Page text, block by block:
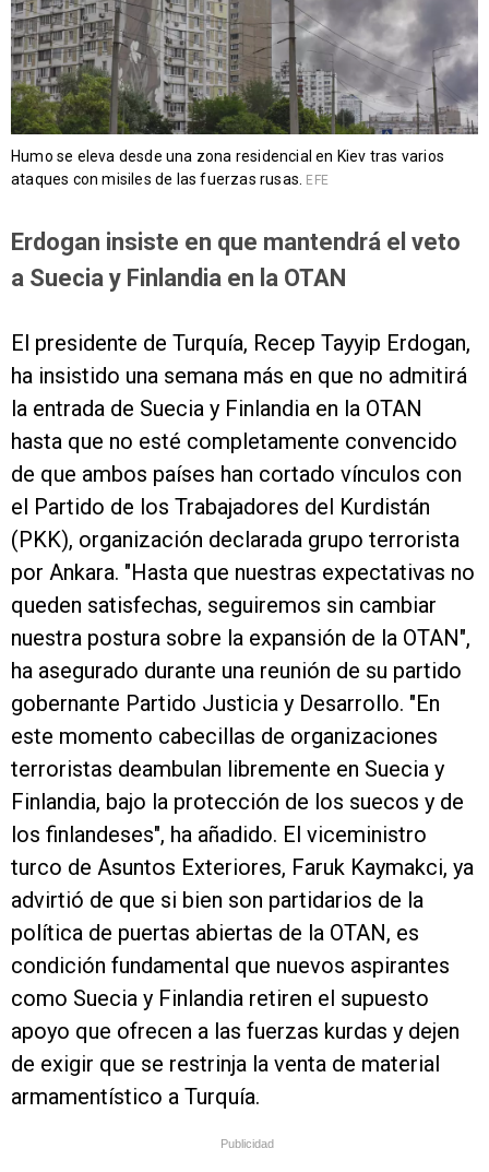
Humo se eleva desde una zona residencial en Kiev tras varios
ataques con misiles de las fuerzas rusas.
EFE
Erdogan insiste en que mantendrá el veto
a Suecia y Finlandia en la OTAN
El presidente de Turquía, Recep Tayyip Erdogan,
ha insistido una semana más en que no admitirá
la entrada de Suecia y Finlandia en la OTAN
hasta que no esté completamente convencido
de que ambos países han cortado vínculos con
el Partido de los Trabajadores del Kurdistán
(PKK), organización declarada grupo terrorista
por Ankara. "Hasta que nuestras expectativas no
queden satisfechas, seguiremos sin cambiar
nuestra postura sobre la expansión de la OTAN",
ha asegurado durante una reunión de su partido
gobernante Partido Justicia y Desarrollo. "En
este momento cabecillas de organizaciones
terroristas deambulan libremente en Suecia y
Finlandia, bajo la protección de los suecos y de
los finlandeses", ha añadido. El viceministro
turco de Asuntos Exteriores, Faruk Kaymakci, ya
advirtió de que si bien son partidarios de la
política de puertas abiertas de la OTAN, es
condición fundamental que nuevos aspirantes
como Suecia y Finlandia retiren el supuesto
apoyo que ofrecen a las fuerzas kurdas y dejen
de exigir que se restrinja la venta de material
armamentístico a Turquía.
Publicidad